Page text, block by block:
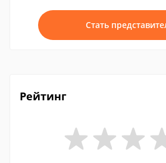
Стать
Рейтинг